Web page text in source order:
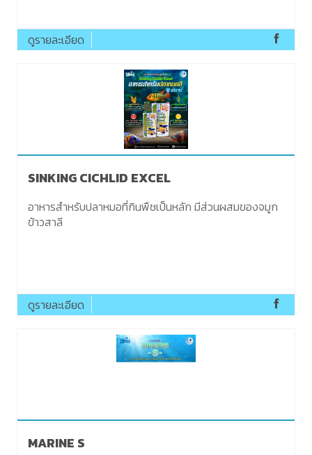
ดูรายละเอียด
SINKING CICHLID EXCEL
อาหารสำหรับปลาหมอที่กินพืชเป็นหลัก มีส่วนผสมของจมูก
ข้าวสาลี
ดูรายละเอียด
MARINE S